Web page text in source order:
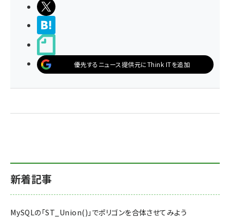
優先するニュース提供元にThink ITを追加
新着記事
MySQLの「ST_Union()」でポリゴンを合体させてみよう